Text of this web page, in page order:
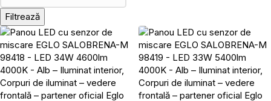
Filtrează